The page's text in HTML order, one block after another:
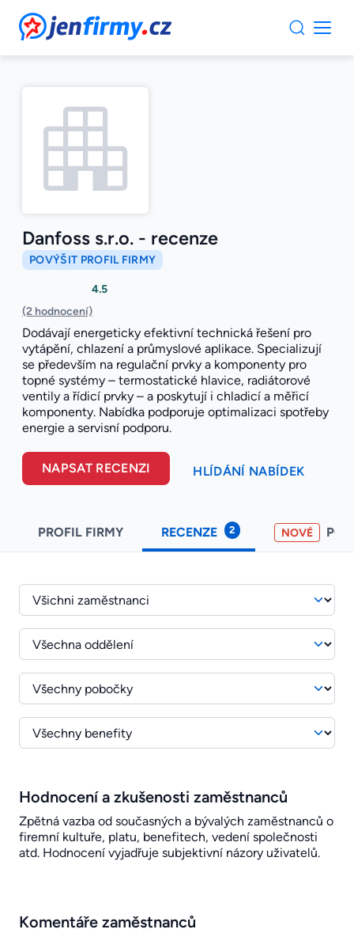
JenFirmy.cz
Danfoss s.r.o. - recenze
POVÝŠIT PROFIL FIRMY
4.5
(2 hodnocení)
Dodávají energeticky efektivní technická řešení pro
vytápění, chlazení a průmyslové aplikace. Specializují
se především na regulační prvky a komponenty pro
topné systémy – termostatické hlavice, radiátorové
ventily a řídicí prvky – a poskytují i chladicí a měřicí
komponenty. Nabídka podporuje optimalizaci spotřeby
energie a servisní podporu.
NAPSAT RECENZI HLÍDÁNÍ NABÍDEK
PROFIL FIRMY RECENZE 2 NOVÉ
Hodnocení a zkušenosti zaměstnanců
Zpětná vazba od současných a bývalých zaměstnanců o
firemní kultuře, platu, benefitech, vedení společnosti
atd. Hodnocení vyjadřuje subjektivní názory uživatelů.
Komentáře zaměstnanců